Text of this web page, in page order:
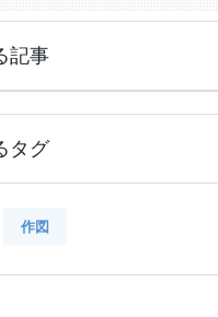
記事
タグ
作図